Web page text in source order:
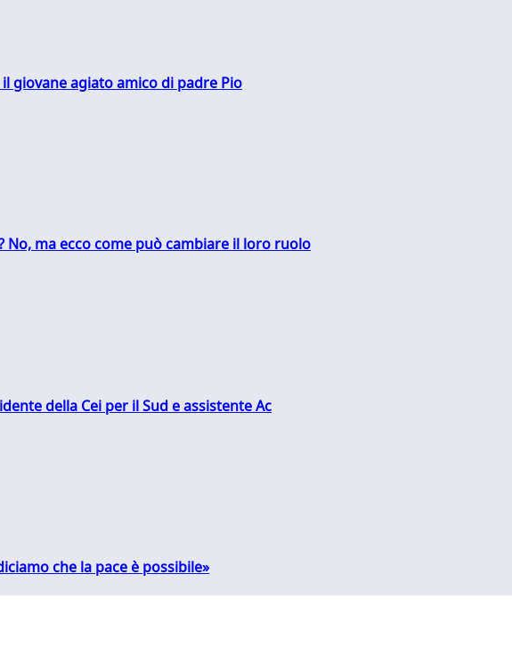
giovane agiato amico di padre Pio
ma ecco come può cambiare il loro ruolo
della Cei per il Sud e assistente Ac
che la pace è possibile»